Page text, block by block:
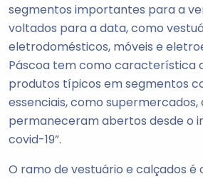
segmentos importantes para a
voltados para a data, como
eletrodomésticos, móveis e
Páscoa tem como característica
produtos típicos em segmentos
essenciais, como supermercados,
permaneceram abertos desde o
covid-19”.
O ramo de vestuário e calçados é